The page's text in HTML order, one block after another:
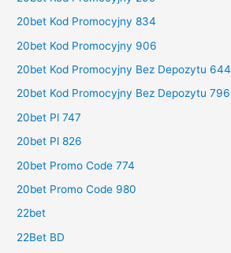
20bet Kod Promocyjny 834
20bet Kod Promocyjny 906
20bet Kod Promocyjny Bez Depozytu 644
20bet Kod Promocyjny Bez Depozytu 796
20bet Pl 747
20bet Pl 826
20bet Promo Code 774
20bet Promo Code 980
22bet
22Bet BD